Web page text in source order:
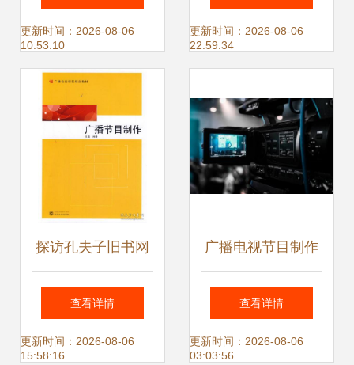
制节目纪实
更新时间：2026-08-06
10:53:10
中心2023下半年精
更新时间：2026-08-06
22:59:34
探访孔夫子旧书网
新店 博群书店与兰
胜容的广播电视节
查看详情
更新时间：2026-08-06
15:58:16
广播电视节目制作
经营许可证 持证企
业的业务范畴与经
查看详情
更新时间：2026-08-06
03:03:56